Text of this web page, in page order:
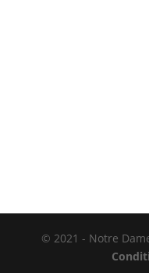
© 2021 - Notre